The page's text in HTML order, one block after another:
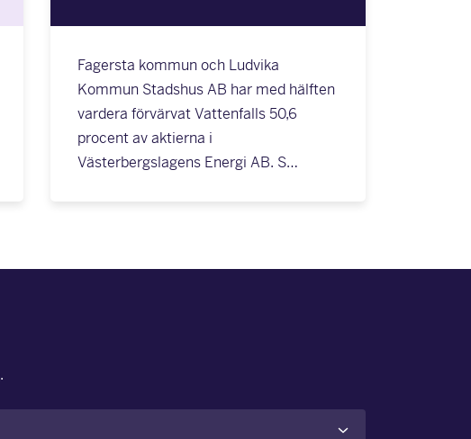
Fagersta kommun och Ludvika
Kommun Stadshus AB har med hälften
vardera förvärvat Vattenfalls 50,6
procent av aktierna i
Västerbergslagens Energi AB. S…
.